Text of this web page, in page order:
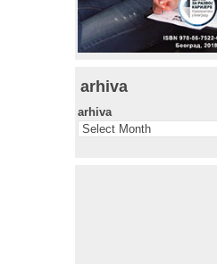
arhiva
arhiva